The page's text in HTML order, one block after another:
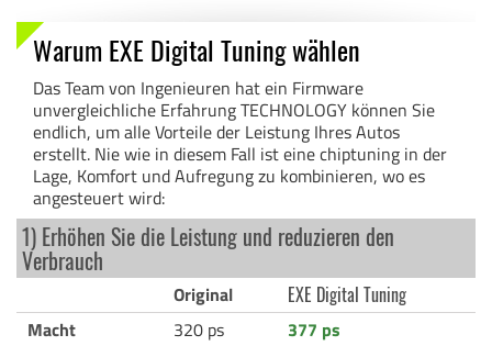
Warum EXE Digital Tuning wählen
Das Team von Ingenieuren hat ein Firmware
unvergleichliche Erfahrung TECHNOLOGY können Sie
endlich, um alle Vorteile der Leistung Ihres Autos
erstellt. Nie wie in diesem Fall ist eine chiptuning in der
Lage, Komfort und Aufregung zu kombinieren, wo es
angesteuert wird:
1) Erhöhen Sie die Leistung und reduzieren den
Verbrauch
Original
EXE Digital Tuning
Macht
320 ps
377 ps